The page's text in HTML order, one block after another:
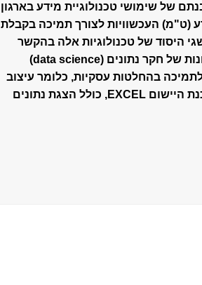
של שימושי טכנולוגיית מידע בארגון
(ט"מ) העכשוויות לצורך תמיכה בקבלת
היסוד של טכנולוגיות אלה בהקשר
העסקי שלהן. חלקו של הקורס מוקדש ללימוד העקרונות של חקר נתונים (data science)
בהחלטות עסקיות, כלומר עיצוב
של גיליונות חישוב אלקטרוניים ומימושם בעזרת תוכנת היישום EXCEL, כולל הצגת נתונים